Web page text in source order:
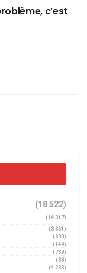
c’est
(18 522)
(14 317)
(3 361)
(390)
(149)
(739)
(38)
(4 233)